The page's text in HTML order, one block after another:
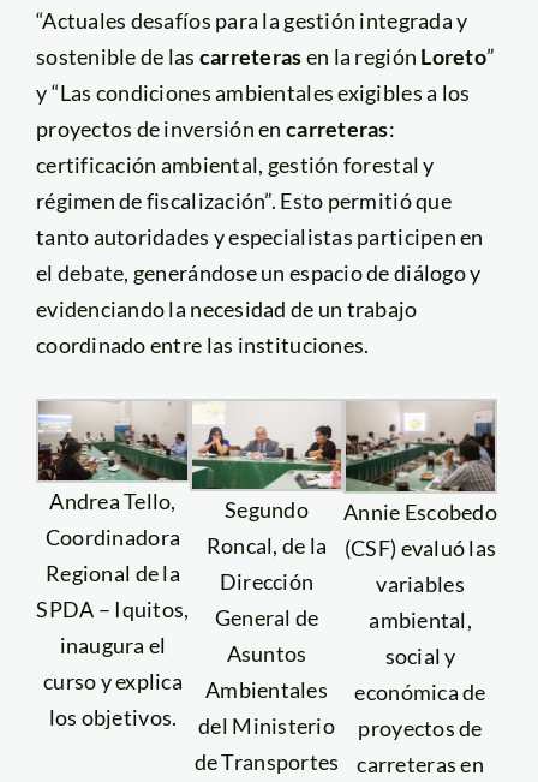
“Actuales desafíos para la gestión integrada y
sostenible de las carreterasen la región Loreto”
y “Las condiciones ambientales exigibles a los
proyectos de inversión encarreteras:
certificación ambiental, gestión forestal y
régimen de fiscalización”. Esto permitió que
tanto autoridades y especialistas participen en
el debate, generándose un espacio de diálogo y
evidenciando la necesidad de un trabajo
coordinado entre las instituciones.
Andrea Tello,
Coordinadora
Regional de la
SPDA – Iquitos,
inaugura el
curso y explica
los objetivos.
Segundo
Roncal, de la
Dirección
General de
Asuntos
Ambientales
del Ministerio
de Transportes
Annie Escobedo
(CSF) evaluó las
variables
ambiental,
social y
económica de
proyectos de
carreteras en